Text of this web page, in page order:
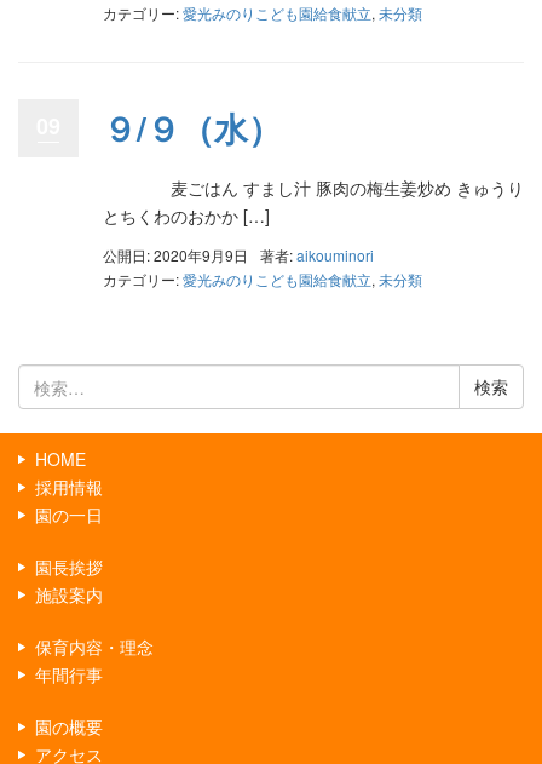
カテゴリー:愛光みのりこども園給食献立, 未分類
９/９（水）
麦ごはん すまし汁 豚肉の梅生姜炒め きゅうり
とちくわのおかか […]
公開日: 2020年9月9日 著者:aikouminori
カテゴリー:愛光みのりこども園給食献立, 未分類
検
索:
HOME
採用情報
園の一日
園長挨拶
施設案内
保育内容・理念
年間行事
園の概要
アクセス